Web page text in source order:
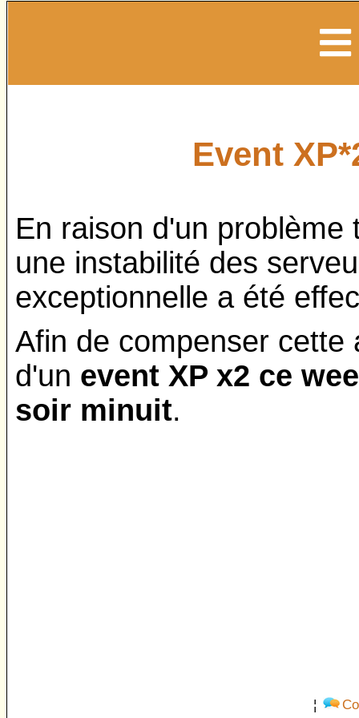
Event
En raison d'un
une instabilité des
exceptionnelle a été
Afin de compenser cette
d'un event XP x2 ce
soir minuit.
¦